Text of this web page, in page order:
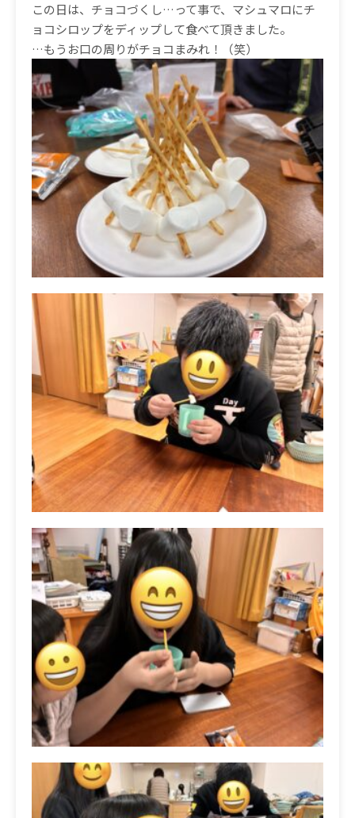
この日は、チョコづくし…って事で、マシュマロにチ
ョコシロップをディップして食べて頂きました。
…もうお口の周りがチョコまみれ！（笑）